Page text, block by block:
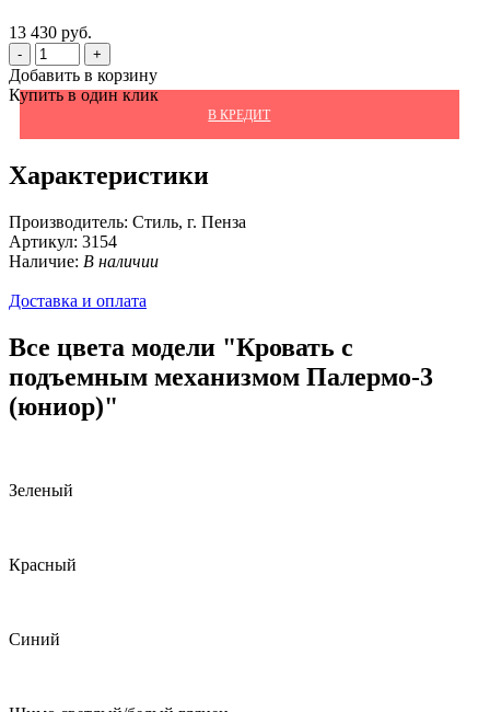
13 430 руб.
- +
Добавить в корзину
Купить в один клик
В КРЕДИТ
Характеристики
Производитель: Стиль, г. Пенза
Артикул: 3154
Наличие: В наличии
Доставка и оплата
Все цвета модели "Кровать с
подъемным механизмом Палермо-3
(юниор)"
Зеленый
Красный
Синий